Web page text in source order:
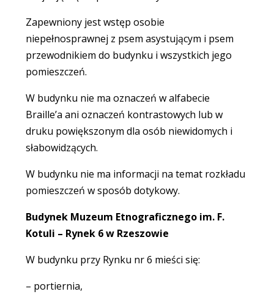
Zapewniony jest wstęp osobie
niepełnosprawnej z psem asystującym i psem
przewodnikiem do budynku i wszystkich jego
pomieszczeń.
W budynku nie ma oznaczeń w alfabecie
Braille’a ani oznaczeń kontrastowych lub w
druku powiększonym dla osób niewidomych i
słabowidzących.
W budynku nie ma informacji na temat rozkładu
pomieszczeń w sposób dotykowy.
Budynek Muzeum Etnograficznego im. F.
Kotuli – Rynek 6 w Rzeszowie
W budynku przy Rynku nr 6 mieści się:
– portiernia,